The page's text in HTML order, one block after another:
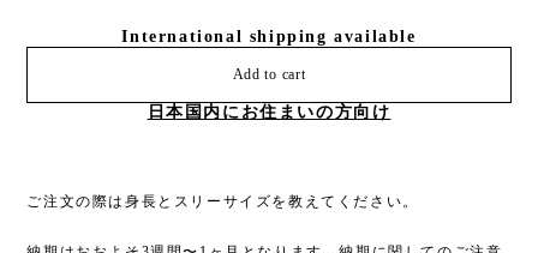
International shipping available
Add to cart
日本国内にお住まいの方向け
ご注文の際は身長とスリーサイズを教えてください。